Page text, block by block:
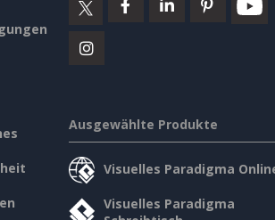
Ausgewählte Produkte
Visuelles Paradigma
Visuelles Paradigma